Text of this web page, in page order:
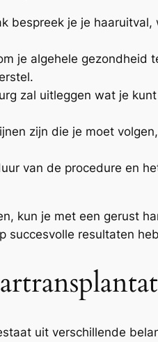
bespreek je je
je algehele gezondheid
zal uitleggen wat je
zijn die je moet
van de procedure en
kun je met een gerust
succesvolle resultaten
uit verschillende